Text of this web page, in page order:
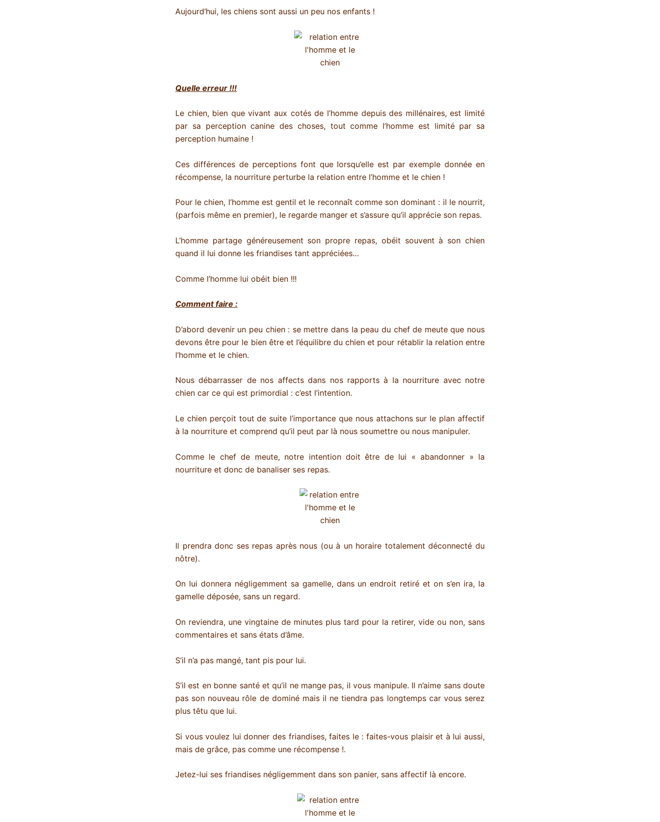
Aujourd’hui, les chiens sont aussi un peu nos enfants !
Quelle erreur !!!
Le chien, bien que vivant aux cotés de l’homme depuis des millénaires, est limité
par sa perception canine des choses, tout comme l’homme est limité par sa
perception humaine !
Ces différences de perceptions font que lorsqu’elle est par exemple donnée en
récompense, la nourriture perturbe la relation entre l’homme et le chien !
Pour le chien, l’homme est gentil et le reconnaît comme son dominant : il le nourrit,
(parfois même en premier), le regarde manger et s’assure qu’il apprécie son repas.
L’homme partage généreusement son propre repas, obéit souvent à son chien
quand il lui donne les friandises tant appréciées…
Comme l’homme lui obéit bien !!!
Comment faire :
D’abord devenir un peu chien : se mettre dans la peau du chef de meute que nous
devons être pour le bien être et l’équilibre du chien et pour rétablir la relation entre
l’homme et le chien.
Nous débarrasser de nos affects dans nos rapports à la nourriture avec notre
chien car ce qui est primordial : c’est l’intention.
Le chien perçoit tout de suite l’importance que nous attachons sur le plan affectif
à la nourriture et comprend qu’il peut par là nous soumettre ou nous manipuler.
Comme le chef de meute, notre intention doit être de lui « abandonner » la
nourriture et donc de banaliser ses repas.
Il prendra donc ses repas après nous (ou à un horaire totalement déconnecté du
nôtre).
On lui donnera négligemment sa gamelle, dans un endroit retiré et on s’en ira, la
gamelle déposée, sans un regard.
On reviendra, une vingtaine de minutes plus tard pour la retirer, vide ou non, sans
commentaires et sans états d’âme.
S’il n’a pas mangé, tant pis pour lui.
S’il est en bonne santé et qu’il ne mange pas, il vous manipule. Il n’aime sans doute
pas son nouveau rôle de dominé mais il ne tiendra pas longtemps car vous serez
plus têtu que lui.
Si vous voulez lui donner des friandises, faites le : faites-vous plaisir et à lui aussi,
mais de grâce, pas comme une récompense !.
Jetez-lui ses friandises négligemment dans son panier, sans affectif là encore.